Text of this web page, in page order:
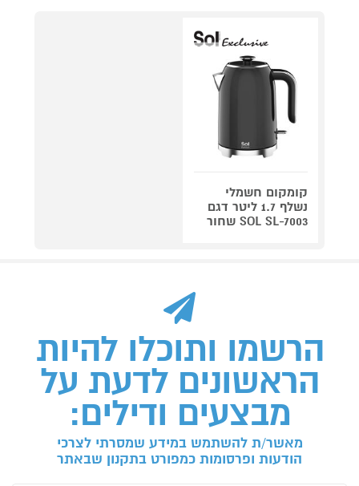
קומקום חשמלי
נשלף 1.7 ליטר דגם
SOL SL-7003 שחור
הרשמו ותוכלו להיות
הראשונים לדעת על
מבצעים ודילים:
מאשר/ת להשתמש במידע שמסרתי לצרכי
הודעות ופרסומות כמפורט בתקנון שבאתר